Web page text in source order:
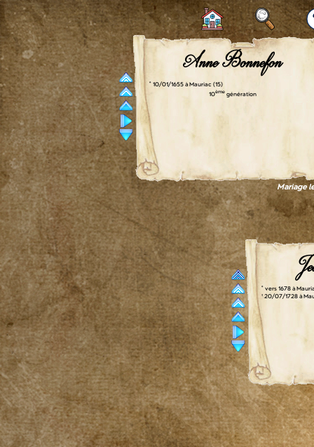
Anne Bonnefon
° 10/01/1655 à Mauriac (15)
10ème génération
Mariage
° vers 1678 à
† 20/07/1728 à